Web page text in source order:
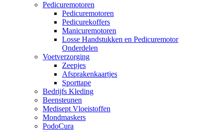
Pedicuremotoren
Pedicuremotoren
Pedicurekoffers
Manicuremotoren
Losse Handstukken en Pedicuremotor
Onderdelen
Voetverzorging
Zeepjes
Afsprakenkaartjes
Sporttape
Bedrijfs Kleding
Beensteunen
Medisept Vloeistoffen
Mondmaskers
PodoCura